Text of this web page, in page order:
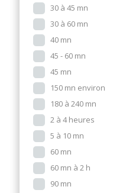
30 à 45 mn
30 à 60 mn
40 mn
45 - 60 mn
45 mn
150 mn environ
180 à 240 mn
2 à 4 heures
5 à 10 mn
60 mn
60 mn à 2 h
90 mn